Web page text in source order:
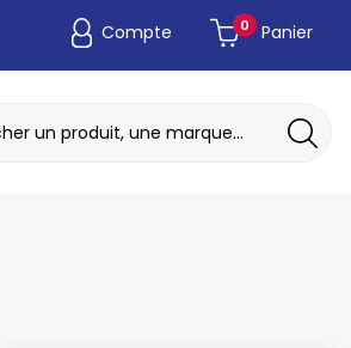
Compte 0 Panier